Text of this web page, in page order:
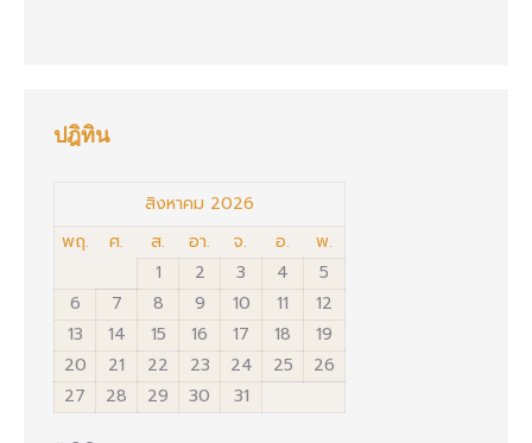
ปฎิทิน
สิงหาคม 2026
พฤ.
ศ. ส. อา. จ. อ.
พ.
1
2 3 4
5
6
7 8 9 10 11
12
13
14 15 16 17 18
19
20
21 22 23 24 25
26
27
28 29 30
31